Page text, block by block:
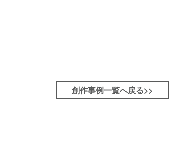
創作事例一覧へ戻る>>